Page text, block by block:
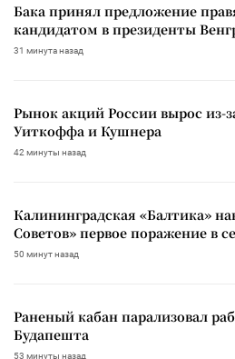
Бака принял предложение
кандидатом в президенты
31 минута назад
Рынок акций России вырос из-
Уиткоффа и Кушнера
42 минуты назад
Калининградская «Балтика»
Советов» первое поражение в
50 минут назад
Раненый кабан парализовал
Будапешта
53 минуты назад